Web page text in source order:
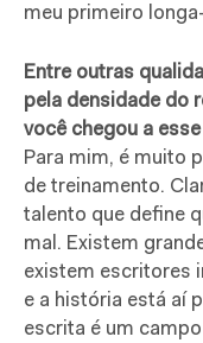
meu primeiro
Entre outras
pela densidade do
você chegou a
Para mim, é muito
de treinamento.
talento que define
mal. Existem
existem escritores
e a história está aí
escrita é um